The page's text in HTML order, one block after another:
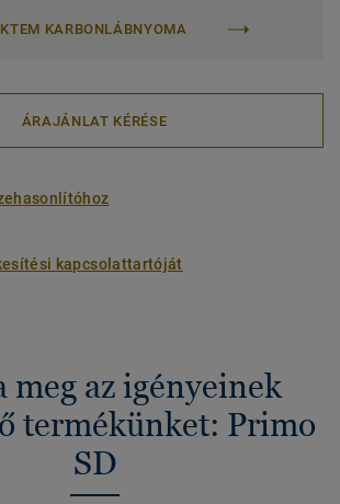
KARBONLÁBNYOMA
ÁRAJÁNLAT KÉRÉSE
kapcsolattartóját
meg az igényeinek
termékünket: Primo
SD